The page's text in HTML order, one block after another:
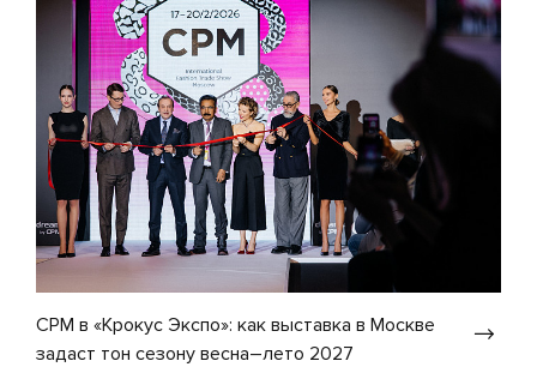
CPM в «Крокус Экспо»: как выставка в Москве
задаст тон сезону весна–лето 2027